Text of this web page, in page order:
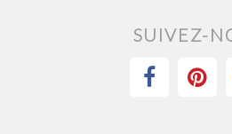
SUIVEZ-